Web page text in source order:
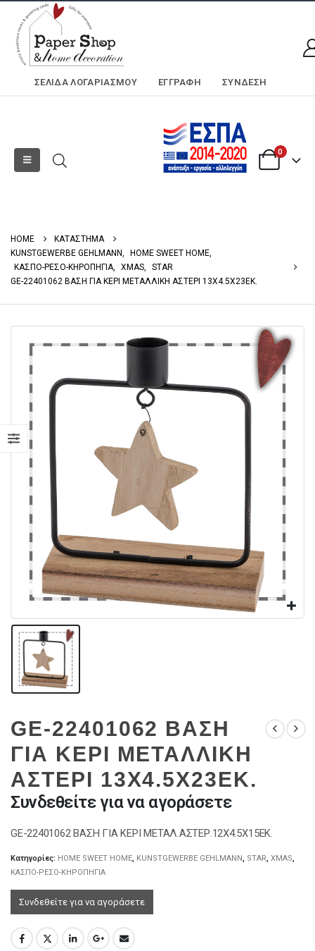
ΣΕΛΊΔΑ ΛΟΓΑΡΙΑΣΜΟΎ ΕΓΓΡΑΦΗ ΣΎΝΔΕΣΗ
0
HOME
ΚΑΤΑΣΤΗΜΑ
KUNSTGEWERBE GEHLMANN
HOME SWEET HOME
ΚΑΣΠΟ-ΡΕΣΟ-ΚΗΡΟΠΗΓΙΑ
XMAS
STAR
GE-22401062 ΒΑΣΗ ΓΙΑ ΚΕΡΙ ΜΕΤΑΛΛΙΚΗ ΑΣΤΕΡΙ 13X4.5X23EK.
GE-22401062 ΒΑΣΗ
ΓΙΑ ΚΕΡΙ ΜΕΤΑΛΛΙΚΗ
ΑΣΤΕΡΙ 13X4.5X23EK.
Συνδεθείτε για να αγοράσετε
GE-22401062 ΒΑΣΗ ΓΙΑ ΚΕΡΙ ΜΕΤΑΛ.ΑΣΤΕΡ.12X4.5X15EK.
Κατηγορίες: HOME SWEET HOME, KUNSTGEWERBE GEHLMANN, STAR, XMAS,
ΚΑΣΠΟ-ΡΕΣΟ-ΚΗΡΟΠΗΓΙΑ
Συνδεθείτε για να αγοράσετε